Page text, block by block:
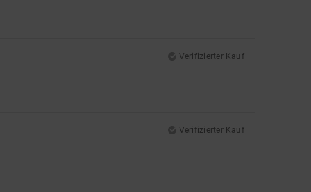
Verifizierter Kauf
Verifizierter Kauf